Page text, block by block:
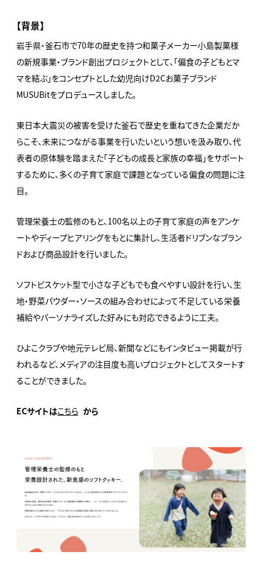
【背景】
岩手県・釜石市で70年の歴史を持つ和菓子メーカー小島製菓様
の新規事業・ブランド創出プロジェクトとして、「偏食の子どもとマ
マを結ぶ」をコンセプトとした幼児向けD2Cお菓子ブランド
MUSUBitをプロデュースしました。
東日本大震災の被害を受けた釜石で歴史を重ねてきた企業だか
らこそ、未来につながる事業を行いたいという想いを汲み取り、代
表者の原体験を踏まえた「子どもの成長と家族の幸福」をサポート
するために、多くの子育て家庭で課題となっている偏食の問題に注
目。
管理栄養士の監修のもと、100名以上の子育て家庭の声をアンケ
ートやディープヒアリングをもとに集計し、生活者ドリブンなブラン
ドおよび商品設計を行いました。
ソフトビスケット型で小さな子どもでも食べやすい設計を行い、生
地・野菜パウダー・ソースの組み合わせによって不足している栄養
補給やパーソナライズした好みにも対応できるように工夫。
ひよこクラブや地元テレビ局、新聞などにもインタビュー掲載が行
われるなど、メディアの注目度も高いプロジェクトとしてスタートす
ることができました。
ECサイトはこちら から